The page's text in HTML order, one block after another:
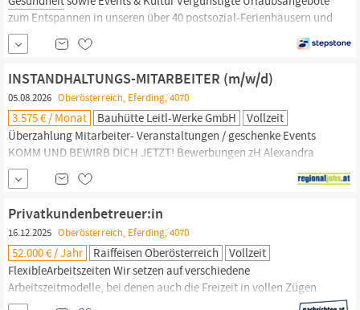
zum Entspannen in unseren über 40 postsozial-Ferienhäusern und
Partnerhotels JOKR1 AT, Mit Berufserfahrung, Vertrieb und
Verkauf | Verkaufsberatung, Transport & Logistik, Feste
INSTANDHALTUNGS-MITARBEITER (m/w/d)
05.08.2026 Oberösterreich, Eferding, 4070
3.575 € / Monat Bauhütte Leitl-Werke GmbH
Vollzeit
Überzahlung Mitarbeiter- Veranstaltungen / geschenke Events
KOMM UND BEWIRB DICH JETZT! Bewerbungen zH Alexandra
Königseder unter bewerbung@leitl.at Leitl Spannton GmbH,
Leitl-Straße 1, 4070
www.leitl.at, leitl-karriereleiter.at
Instandhaltungsmitarbeiterin, Instandhaltungs-Mitarbeiter,
Privatkundenbetreuer:in
16.12.2025 Oberösterreich, Eferding, 4070
52.000 € / Jahr Raiffeisen Oberösterreich
Vollzeit
FlexibleArbeitszeiten Wir setzen auf verschiedene
Arbeitszeitmodelle, bei denen auch die Freizeit in vollen Zügen
genossen werden kann.